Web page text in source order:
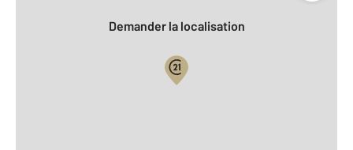
Demander la localisation